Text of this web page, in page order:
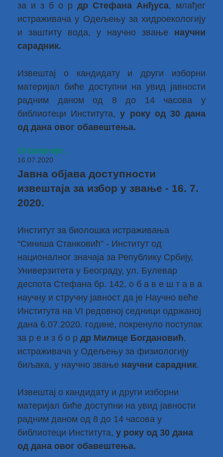
за и з б о р др Стефана Анђуса, млађег
истраживача у Одељењу за хидроекологију
и заштиту вода, у научно звање научни
сарадник.
Извештај о кандидату и други изборни
материјал биће доступни на увид јавности
радним даном од 8 до 14 часова у
библиотеци Института,у року од 30 дана
од дана овог обавештења.
Опширније...
16.07.2020
Јавна објава доступности
извештаја за избор у звање - 16. 7.
2020.
Институт за биолошка истраживања
“Синиша Станковић” - Институт од
националног значаја за Републику Србију,
Универзитета у Београду, ул. Булевар
деспота Стефана бр. 142, о б а в е ш т а в а
научну и стручну јавност да је Научно веће
Института на VI редовној седници одржаној
дана 6.07.2020. године, покренуло поступак
за р е и з б о р др Милице Богдановић,
истраживача у Одељењу за физиологију
биљака, у научно звање научни сарадник.
Извештај о кандидату и други изборни
материјал биће доступни на увид јавности
радним даном од 8 до 14 часова у
библиотеци Института, у року од 30 дана
од дана овог обавештења.